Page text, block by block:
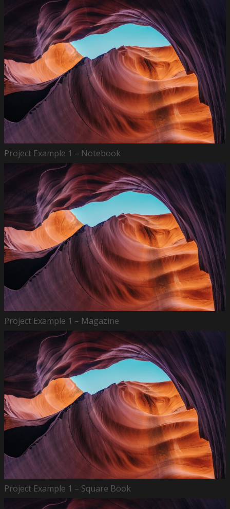
Project Example 1 – Notebook
Project Example 1 – Magazine
Project Example 1 – Square Book